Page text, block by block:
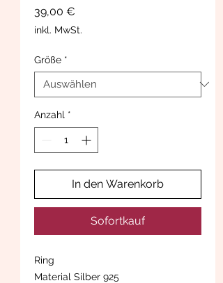
39,00 €
inkl. MwSt.
Größe *
Anzahl *
In den Warenkorb
Sofortkauf
Ring
Material Silber 925